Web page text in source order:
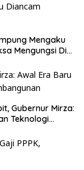
PKPCK
Mengaku
Mengungsi Dini
Gubernur Mirza:
Teknologi